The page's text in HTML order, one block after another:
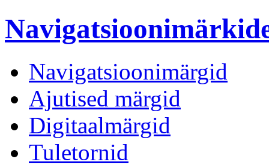
Navigatsioonimärgid
Ajutised märgid
Digitaalmärgid
Tuletornid